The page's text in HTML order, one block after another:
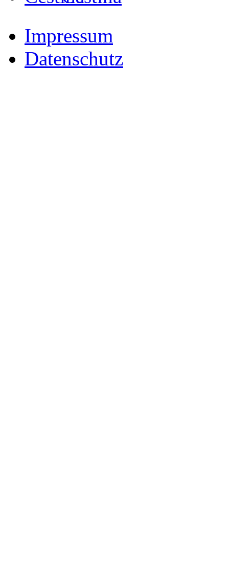
Impressum
Datenschutz